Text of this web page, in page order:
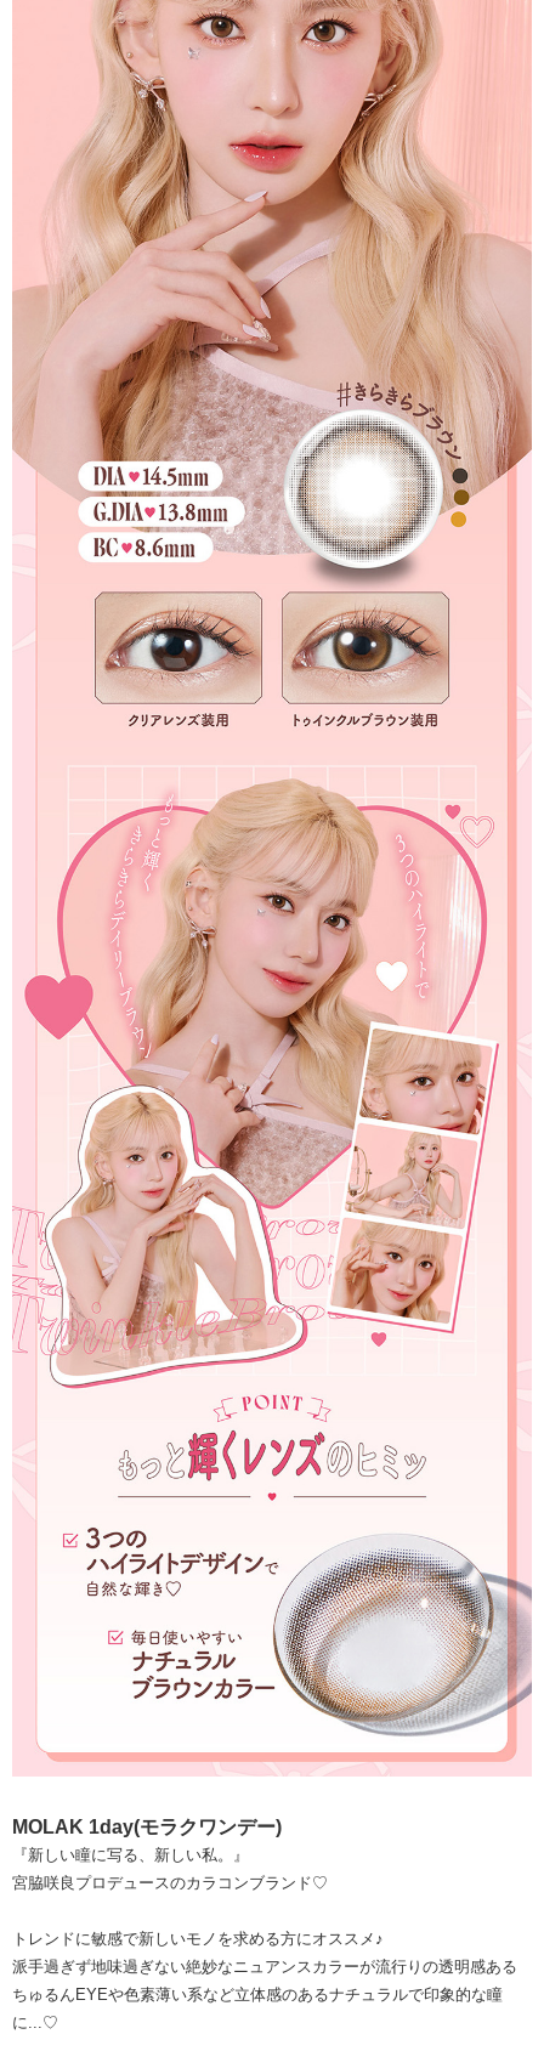
MOLAK 1day(モラクワンデー)
『新しい瞳に写る、新しい私。』
宮脇咲良プロデュースのカラコンブランド♡
トレンドに敏感で新しいモノを求める方にオススメ♪
派手過ぎず地味過ぎない絶妙なニュアンスカラーが流行りの透明感ある
ちゅるんEYEや色素薄い系など立体感のあるナチュラルで印象的な瞳
に...♡